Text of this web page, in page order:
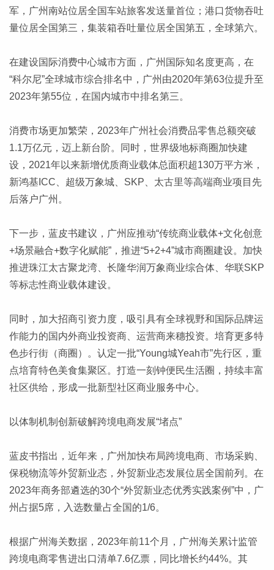
军，广州南站位居全国车站旅客发送量首位；港口货物吞吐
量位居全国第三，集装箱吞吐量位居全国第五，全球第六。
在建设国际消费中心城市方面，广州国际知名度更高，在
“科尔尼”全球城市综合排名中，广州由2020年第63位提升至
2023年第55位，在国内城市中排名第三。
消费市场更加繁荣，2023年广州社会消费品零售总额突破
1.1万亿元，迈上新台阶。同时，世界级地标商圈加快建
设，2021年以来新增优质商业载体总面积超130万平方米，
新鸿基ICC、超级万象城、SKP、太古里等高端商业项目先
后落户广州。
下一步，蓝皮书建议，广州应推动“传统商业载体+文化创意
+场景融合+数字化赋能”，推进“5+2+4”城市商圈建设。加快
推进珠江太古聚龙湾、长隆华润万象商业综合体、华联SKP
等标志性商业载体建设。
同时，加大招商引资力度，吸引具有全球视野和国际品牌运
作能力的国内外商业投资商、运营商来穗投资。培育更多特
色步行街（商圈）。认定一批“Young城Yeah市”先行区，重
点培育特色美食集聚区。打造一刻钟便民生活圈，持续丰富
社区供给，形成一批新型社区商业服务中心。
以体制机制创新破解跨境电商发展“堵点”
蓝皮书指出，近年来，广州加快布局跨境电商、市场采购、
保税物流等外贸新业态，外贸新业态发展位居全国前列。在
2023年商务部遴选的30个“外贸新业态优秀实践案例”中，广
州占据5席，入选数量占全国的1/6。
根据广州海关数据，2023年前11个月，广州海关累计监管
跨境电商零售进出口清单7.6亿票，同比增长约44%。其